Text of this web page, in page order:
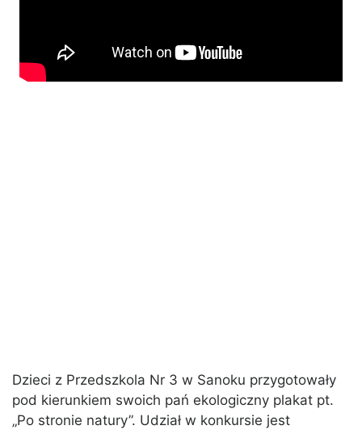
Dzieci z Przedszkola Nr 3 w Sanoku przygotowały
pod kierunkiem swoich pań ekologiczny plakat pt.
„Po stronie natury”. Udział w konkursie jest